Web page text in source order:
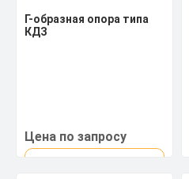
Г-образная опора типа
КДЗ
Цена по запросу